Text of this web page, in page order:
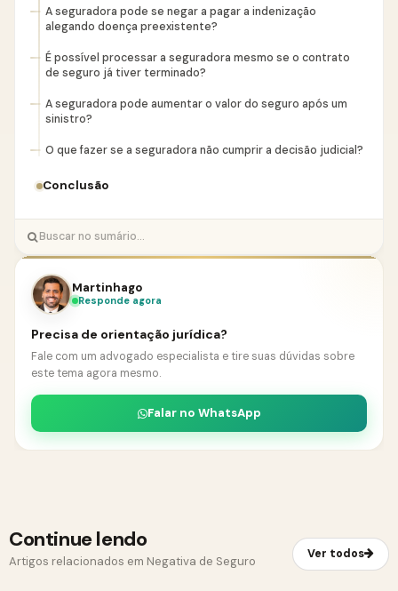
A seguradora pode se negar a pagar a indenização
alegando doença preexistente?
É possível processar a seguradora mesmo se o contrato
de seguro já tiver terminado?
A seguradora pode aumentar o valor do seguro após um
sinistro?
O que fazer se a seguradora não cumprir a decisão judicial?
Conclusão
Martinhago
Responde agora
Precisa de orientação jurídica?
Fale com um advogado especialista e tire suas dúvidas sobre
este tema agora mesmo.
Falar no WhatsApp
Continue lendo
Artigos relacionados em Negativa de Seguro
Ver todos